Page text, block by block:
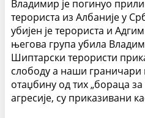
Владимир је погинуо
терориста из Албаније у
убијен је терориста и
његова група убила
Шиптарски терористи
слободу а наши граничари
отаџбину од тих „бораца
агресије, су приказивани